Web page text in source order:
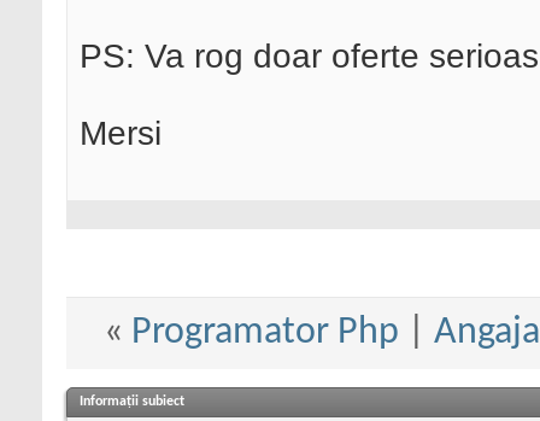
PS: Va rog doar oferte
Mersi
« Programator Php
Informații subiect